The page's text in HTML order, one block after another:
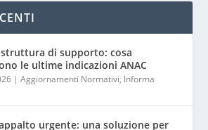
struttura di supporto: cosa
le ultime indicazioni ANAC
|Aggiornamenti Normativi, Informa
urgente: una soluzione per